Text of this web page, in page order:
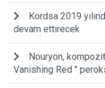
Kordsa 2019
devam ettirecek
Nouryon,
Vanishing Red "